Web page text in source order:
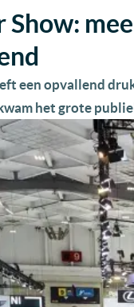
Show:
een opvallend
het grote